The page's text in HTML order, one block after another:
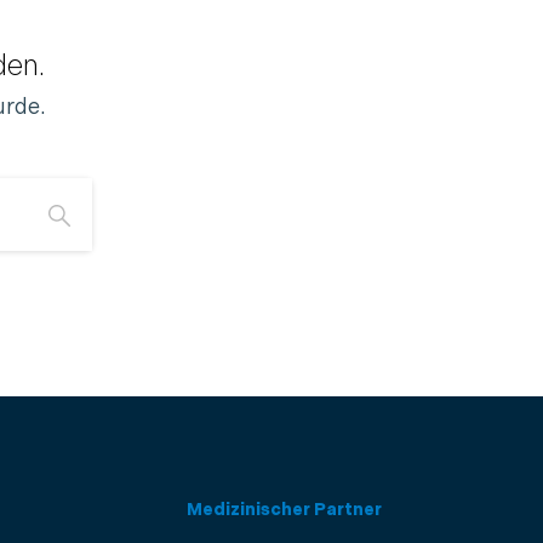
Medizinischer Partner